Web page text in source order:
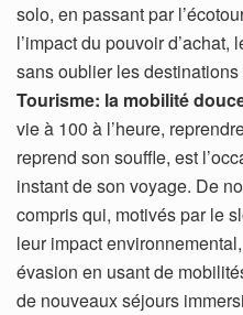
solo, en passant par
l’impact du pouvoir
sans oublier les
Tourisme: la mobilité
vie à 100 à l’heure,
reprend son souffle, est
instant de son voyage. De
compris qui, motivés par le
leur impact
évasion en usant de
de nouveaux séjours